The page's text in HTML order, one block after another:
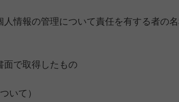
人情報の管理について責任を有する者の
面で取得したもの
いて）